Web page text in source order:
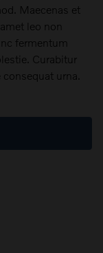
Maecenas et
leo non
fermentum
Curabitur
urna.